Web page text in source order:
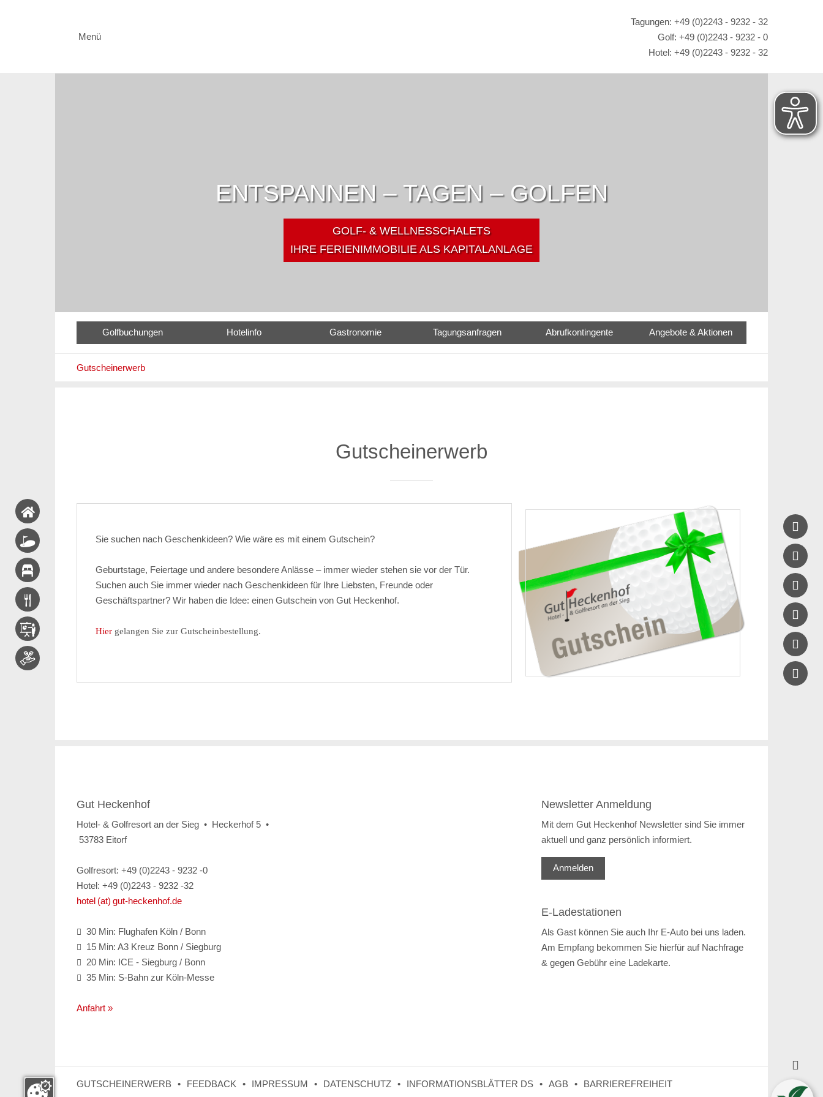
Menü
Tagungen: +49 (0)2243 - 9232 - 32
Golf: +49 (0)2243 - 9232 - 0
Hotel: +49 (0)2243 - 9232 - 32
ENTSPANNEN – TAGEN – GOLFEN
GOLF- & WELLNESSCHALETS
IHRE FERIENIMMOBILIE ALS KAPITALANLAGE
Golfbuchungen Hotelinfo Gastronomie Tagungsanfragen Abrufkontingente Angebote & Aktionen
Gutscheinerwerb
Gutscheinerwerb
Sie suchen nach Geschenkideen? Wie wäre es mit einem Gutschein?
Geburtstage, Feiertage und andere besondere Anlässe – immer wieder stehen sie vor der Tür.
Suchen auch Sie immer wieder nach Geschenkideen für Ihre Liebsten, Freunde oder
Geschäftspartner? Wir haben die Idee: einen Gutschein von Gut Heckenhof.
Hiergelangen Sie zur Gutscheinbestellung.
Gut Heckenhof
Hotel- & Golfresort an der Sieg • Heckerhof 5 •
53783 Eitorf
Golfresort: +49 (0)2243 - 9232 -0
Hotel: +49 (0)2243 - 9232 -32
hotel (at) gut-heckenhof.de
 30 Min: Flughafen Köln / Bonn
 15 Min: A3 Kreuz Bonn / Siegburg
 20 Min: ICE - Siegburg / Bonn
 35 Min: S-Bahn zur Köln-Messe
Anfahrt »
Newsletter Anmeldung
Mit dem Gut Heckenhof Newsletter sind Sie immer
aktuell und ganz persönlich informiert.
Anmelden
E-Ladestationen
Als Gast können Sie auch Ihr E-Auto bei uns laden.
Am Empfang bekommen Sie hierfür auf Nachfrage
& gegen Gebühr eine Ladekarte.
GUTSCHEINERWERB FEEDBACK IMPRESSUM DATENSCHUTZ INFORMATIONSBLÄTTER DS AGB BARRIEREFREIHEIT






